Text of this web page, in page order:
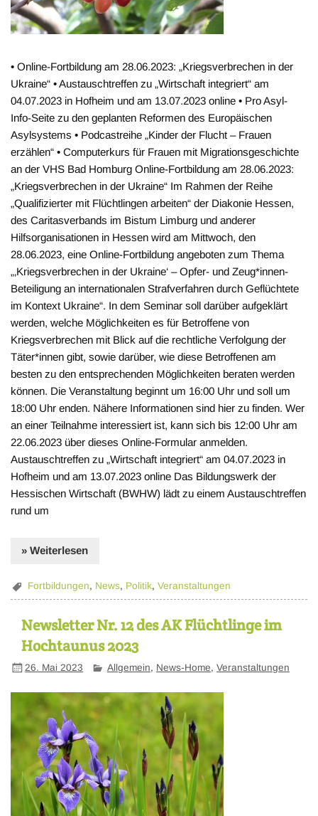
• Online-Fortbildung am 28.06.2023: „Kriegsverbrechen in der
Ukraine“ • Austauschtreffen zu „Wirtschaft integriert“ am
04.07.2023 in Hofheim und am 13.07.2023 online • Pro Asyl-
Info-Seite zu den geplanten Reformen des Europäischen
Asylsystems • Podcastreihe „Kinder der Flucht – Frauen
erzählen“ • Computerkurs für Frauen mit Migrationsgeschichte
an der VHS Bad Homburg Online-Fortbildung am 28.06.2023:
„Kriegsverbrechen in der Ukraine“ Im Rahmen der Reihe
„Qualifizierter mit Flüchtlingen arbeiten“ der Diakonie Hessen,
des Caritasverbands im Bistum Limburg und anderer
Hilfsorganisationen in Hessen wird am Mittwoch, den
28.06.2023, eine Online-Fortbildung angeboten zum Thema
„‚Kriegsverbrechen in der Ukraine‘ – Opfer- und Zeug*innen-
Beteiligung an internationalen Strafverfahren durch Geflüchtete
im Kontext Ukraine“. In dem Seminar soll darüber aufgeklärt
werden, welche Möglichkeiten es für Betroffene von
Kriegsverbrechen mit Blick auf die rechtliche Verfolgung der
Täter*innen gibt, sowie darüber, wie diese Betroffenen am
besten zu den entsprechenden Möglichkeiten beraten werden
können. Die Veranstaltung beginnt um 16:00 Uhr und soll um
18:00 Uhr enden. Nähere Informationen sind hier zu finden. Wer
an einer Teilnahme interessiert ist, kann sich bis 12:00 Uhr am
22.06.2023 über dieses Online-Formular anmelden.
Austauschtreffen zu „Wirtschaft integriert“ am 04.07.2023 in
Hofheim und am 13.07.2023 online Das Bildungswerk der
Hessischen Wirtschaft (BWHW) lädt zu einem Austauschtreffen
rund um
» Weiterlesen
Fortbildungen, News, Politik,Veranstaltungen
Newsletter Nr. 12 des AK Flüchtlinge im
Hochtaunus 2023
26. Mai 2023 Allgemein, News-Home,Veranstaltungen